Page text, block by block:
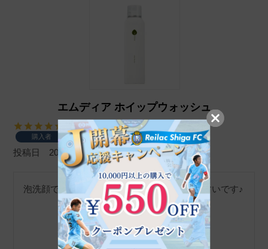
エムディア ホイップウォッシュ
購入者
投稿日 2022/02/18
泡洗顔で、肌にも優しく時短にもなり使いやすいです♪